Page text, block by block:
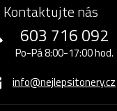
Kontaktujte nás
603 716 092
Po-Pá 8:00-17:00 hod.
info@nejlepsitonery.cz